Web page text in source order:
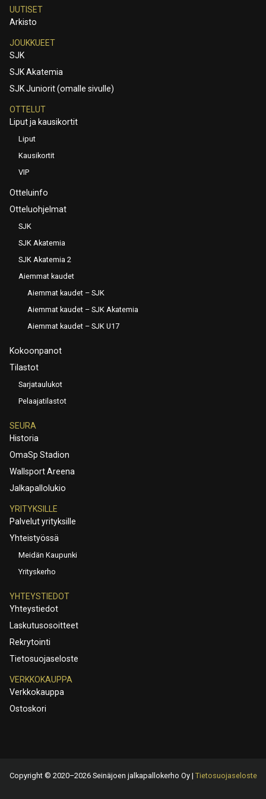
UUTISET
Arkisto
JOUKKUEET
SJK
SJK Akatemia
SJK Juniorit (omalle sivulle)
OTTELUT
Liput ja kausikortit
Liput
Kausikortit
VIP
Otteluinfo
Otteluohjelmat
SJK
SJK Akatemia
SJK Akatemia 2
Aiemmat kaudet
Aiemmat kaudet – SJK
Aiemmat kaudet – SJK Akatemia
Aiemmat kaudet – SJK U17
Kokoonpanot
Tilastot
Sarjataulukot
Pelaajatilastot
SEURA
Historia
OmaSp Stadion
Wallsport Areena
Jalkapallolukio
YRITYKSILLE
Palvelut yrityksille
Yhteistyössä
Meidän Kaupunki
Yrityskerho
YHTEYSTIEDOT
Yhteystiedot
Laskutusosoitteet
Rekrytointi
Tietosuojaseloste
VERKKOKAUPPA
Verkkokauppa
Ostoskori
Copyright © 2020–2026 Seinäjoen jalkapallokerho Oy | Tietosuojaseloste